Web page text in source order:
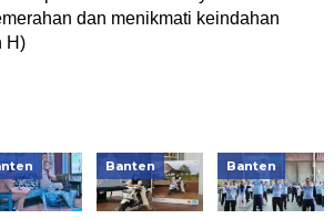
dan menikmati keindahan
H)
Banten Banten